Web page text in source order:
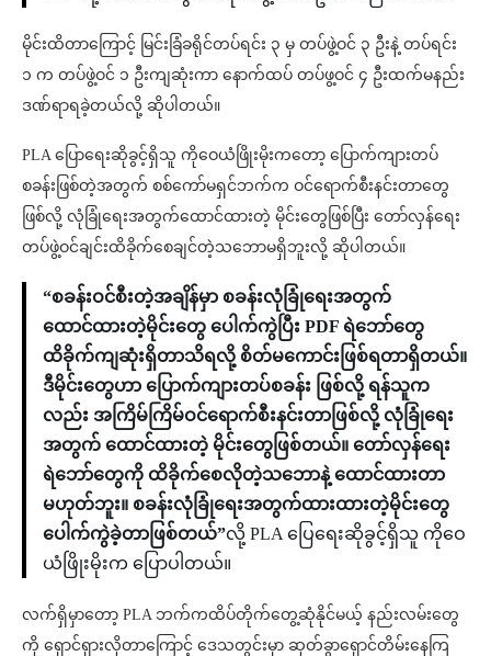
မိုင်းထိတာကြောင့် မြင်းခြံခရိုင်တပ်ရင်း ၃ မှ တပ်ဖွဲ့ဝင် ၃ ဦးနဲ့ တပ်ရင်း
၁ က တပ်ဖွဲ့ဝင် ၁ ဦးကျဆုံးကာ နောက်ထပ် တပ်ဖွ့ဝင် ၄ ဦးထက်မနည်း
ဒဏ်ရာရခဲ့တယ်လို့ ဆိုပါတယ်။
PLA ပြောရေးဆိုခွင့်ရှိသူ ကိုဝေယံဖြိုးမိုးကတော့ ပြောက်ကျားတပ်
စခန်းဖြစ်တဲ့အတွက် စစ်ကော်မရှင်ဘက်က ဝင်ရောက်စီးနင်းတာတွေ
ဖြစ်လို့ လုံခြုံရေးအတွက်ထောင်ထားတဲ့ မိုင်းတွေဖြစ်ပြီး တော်လှန်ရေး
တပ်ဖွဲ့ဝင်ချင်းထိခိုက်စေချင်တဲ့သဘောမရှိဘူးလို့ ဆိုပါတယ်။
“စခန်းဝင်စီးတဲ့အချိန်မှာ စခန်းလုံခြုံရေးအတွက်
ထောင်ထားတဲ့မိုင်းတွေ ပေါက်ကွဲပြီး PDF ရဲဘော်တွေ
ထိခိုက်ကျဆုံးရှိတာသိရလို့ စိတ်မကောင်းဖြစ်ရတာရှိတယ်။
ဒီမိုင်းတွေဟာ ပြောက်ကျားတပ်စခန်း ဖြစ်လို့ ရန်သူက
လည်း အကြိမ်ကြိမ်ဝင်ရောက်စီးနင်းတာဖြစ်လို့ လုံခြုံရေး
အတွက် ထောင်ထားတဲ့ မိုင်းတွေဖြစ်တယ်။ တော်လှန်ရေး
ရဲဘော်တွေကို ထိခိုက်စေလိုတဲ့သဘောနဲ့ ထောင်ထားတာ
မဟုတ်ဘူး။ စခန်းလုံခြုံရေးအတွက်ထားထားတဲ့မိုင်းတွေ
ပေါက်ကွဲခဲ့တာဖြစ်တယ်”လို့ PLA ပြေရေးဆိုခွင့်ရှိသူ ကိုဝေ
ယံဖြိုးမိုးက ပြောပါတယ်။
လက်ရှိမှာတော့ PLA ဘက်ကထိပ်တိုက်တွေ့ဆုံနိုင်မယ့် နည်းလမ်းတွေ
ကို ရှောင်ရှားလိုတာကြောင့် ဒေသတွင်းမှာ ဆုတ်ခွာရှောင်တိမ်းနေကြ